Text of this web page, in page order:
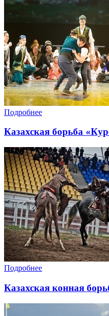
Подробнее
Казахская борьба
Подробнее
Казахская конная